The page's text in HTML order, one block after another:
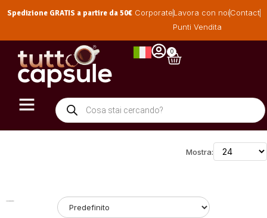
Spedizione GRATIS a partire da 50€ Corporate Lavora con noi Contact
Punti Vendita
0
Mostra:
Ordinamento: